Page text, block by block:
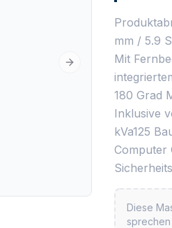
Next slide
mm / 5.9
Mit
180 Grad
Inklusive
kVa125
Computer
Diese